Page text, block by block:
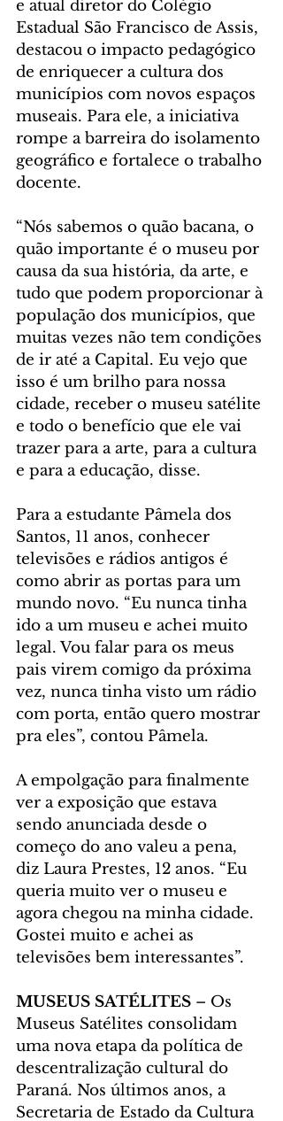
e atual diretor do Colégio
Estadual São Francisco de Assis,
destacou o impacto pedagógico
de enriquecer a cultura dos
municípios com novos espaços
museais. Para ele, a iniciativa
rompe a barreira do isolamento
geográfico e fortalece o trabalho
docente.
“Nós sabemos o quão bacana, o
quão importante é o museu por
causa da sua história, da arte, e
tudo que podem proporcionar à
população dos municípios, que
muitas vezes não tem condições
de ir até a Capital. Eu vejo que
isso é um brilho para nossa
cidade, receber o museu satélite
e todo o benefício que ele vai
trazer para a arte, para a cultura
e para a educação, disse.
Para a estudante Pâmela dos
Santos, 11 anos, conhecer
televisões e rádios antigos é
como abrir as portas para um
mundo novo. “Eu nunca tinha
ido a um museu e achei muito
legal. Vou falar para os meus
pais virem comigo da próxima
vez, nunca tinha visto um rádio
com porta, então quero mostrar
pra eles”, contou Pâmela.
A empolgação para finalmente
ver a exposição que estava
sendo anunciada desde o
começo do ano valeu a pena,
diz Laura Prestes, 12 anos. “Eu
queria muito ver o museu e
agora chegou na minha cidade.
Gostei muito e achei as
televisões bem interessantes”.
MUSEUS SATÉLITES – Os
Museus Satélites consolidam
uma nova etapa da política de
descentralização cultural do
Paraná. Nos últimos anos, a
Secretaria de Estado da Cultura